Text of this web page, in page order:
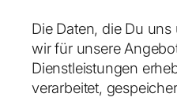
Die Daten, die Du
wir für unsere
Dienstleistungen
verarbeitet,